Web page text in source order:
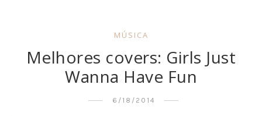
MÚSICA
Melhores covers: Girls Just
Wanna Have Fun
6/18/2014